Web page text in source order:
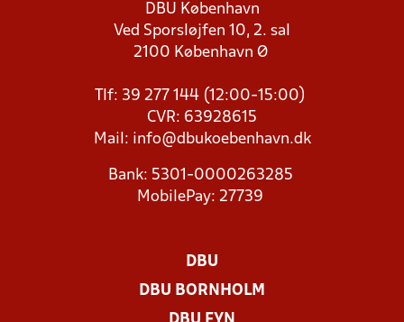
DBU København
Ved Sporsløjfen 10, 2. sal
2100 København Ø
Tlf: 39 277 144 (12:00-15:00)
CVR: 63928615
Mail: info@dbukoebenhavn.dk
Bank: 5301-0000263285
MobilePay: 27739
DBU
DBU BORNHOLM